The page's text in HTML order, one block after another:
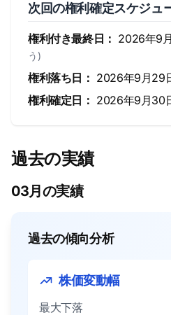
次回の権利確定スケジュ
権利付き最終日： 2026年9
う)
権利落ち日： 2026年9月29
権利確定日： 2026年9月30
過去の実績
03月の実績
過去の傾向分析
株価変動幅
最大下落